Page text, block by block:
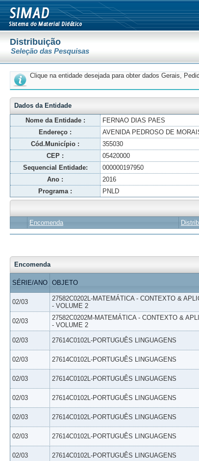
Distribuição
Seleção das Pesquisas
Clique na entidade desejada para obter dados Gerais,
Dados da Entidade
Nome da Entidade :
FERNAO DIAS PAES
Endereço :
AVENIDA PEDROSO DE
Cód.Município :
355030
CEP :
05420000
Sequencial Entidade:
000000197950
Ano :
2016
Programa :
PNLD
Encomenda
Encomenda
SÉRIE/ANO OBJETO
02/03
27582C0202L-MATEMÁTICA - CONTEXTO &
- VOLUME 2
02/03
27582C0202M-MATEMÁTICA - CONTEXTO &
- VOLUME 2
02/03 27614C0102L-PORTUGUÊS LINGUAGENS
02/03 27614C0102L-PORTUGUÊS LINGUAGENS
02/03 27614C0102L-PORTUGUÊS LINGUAGENS
02/03 27614C0102L-PORTUGUÊS LINGUAGENS
02/03 27614C0102L-PORTUGUÊS LINGUAGENS
02/03 27614C0102L-PORTUGUÊS LINGUAGENS
02/03 27614C0102L-PORTUGUÊS LINGUAGENS